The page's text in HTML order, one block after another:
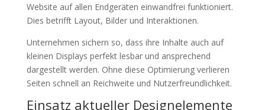
Website auf allen Endgeräten einwandfrei funktioniert.
Dies betrifft Layout, Bilder und Interaktionen.
Unternehmen sichern so, dass ihre Inhalte auch auf
kleinen Displays perfekt lesbar und ansprechend
dargestellt werden. Ohne diese Optimierung verlieren
Seiten schnell an Reichweite und Nutzerfreundlichkeit.
Einsatz aktueller Designelemente